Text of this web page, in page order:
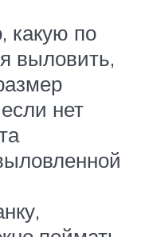
какую по
выловить,
нет